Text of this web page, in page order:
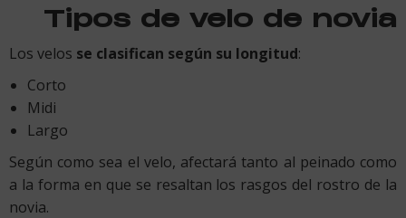
Tipos de velo de novia
Los velos se clasifican según su longitud:
Corto
Midi
Largo
Según como sea el velo, afectará tanto al peinado como
a la forma en que se resaltan los rasgos del rostro de la
novia.